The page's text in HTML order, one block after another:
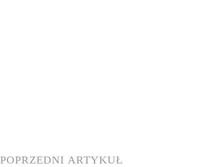
POPRZEDNI ARTYKUŁ